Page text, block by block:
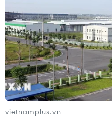
Hàn Quốc nối lại đường
Incheon-TP Hồ Chí Minh
07/08/2026 04:28
Mở ra giai đoạn triển
quan hệ giữa Việt Nam
vietnamplus.vn